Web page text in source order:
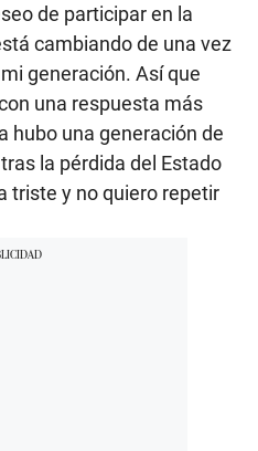
de participar en la
cambiando de una vez
generación. Así que
una respuesta más
hubo una generación de
la pérdida del Estado
triste y no quiero repetir